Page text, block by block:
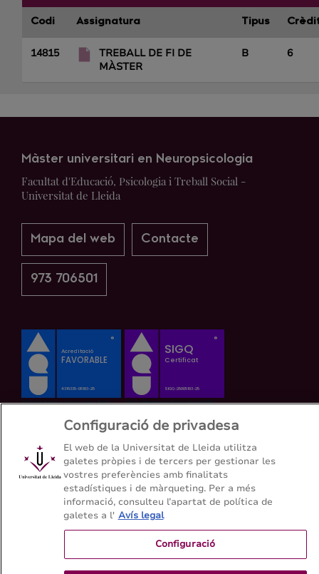
Codi Assignatura Tipus
14815
TREBALL DE FI DE
MÀSTER
B 6
Màster universitari en Neuropsicologia
Facultat d'Educació, Psicologia i Treball Social -
Universitat de Lleida
Mapa del web Contacte
973 706501
Configuració de privadesa
El web de la Universitat de Lleida utilitza
galetes pròpies i de tercers per gestionar les
vostres preferències amb finalitats
estadístiques i de màrqueting. Per a més
informació, consulteu l’apartat de política de
galetes a l' Avís legal
Configuració